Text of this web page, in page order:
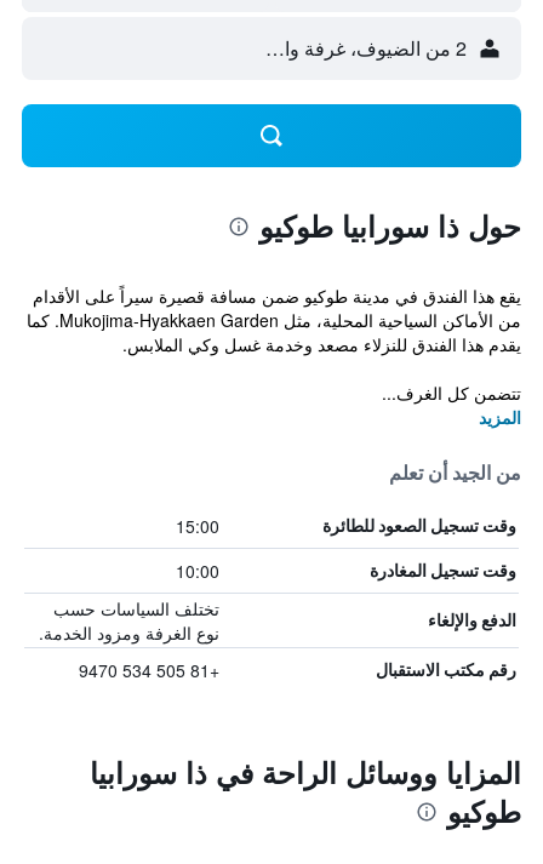
2 من الضيوف، غرفة واحدة
حول ذا سورابيا طوكيو
يقع هذا الفندق في مدينة طوكيو ضمن مسافة قصيرة سيراً على الأقدام
من الأماكن السياحية المحلية، مثل Mukojima-Hyakkaen Garden. كما
يقدم هذا الفندق للنزلاء مصعد وخدمة غسل وكي الملابس.
تتضمن كل الغرف...
المزيد
من الجيد أن تعلم
وقت تسجيل الصعود للطائرة 15:00
وقت تسجيل المغادرة 10:00
الدفع والإلغاء
تختلف السياسات حسب
نوع الغرفة ومزود الخدمة.
رقم مكتب الاستقبال +81 505 534 9470
المزايا ووسائل الراحة في ذا سورابيا
طوكيو